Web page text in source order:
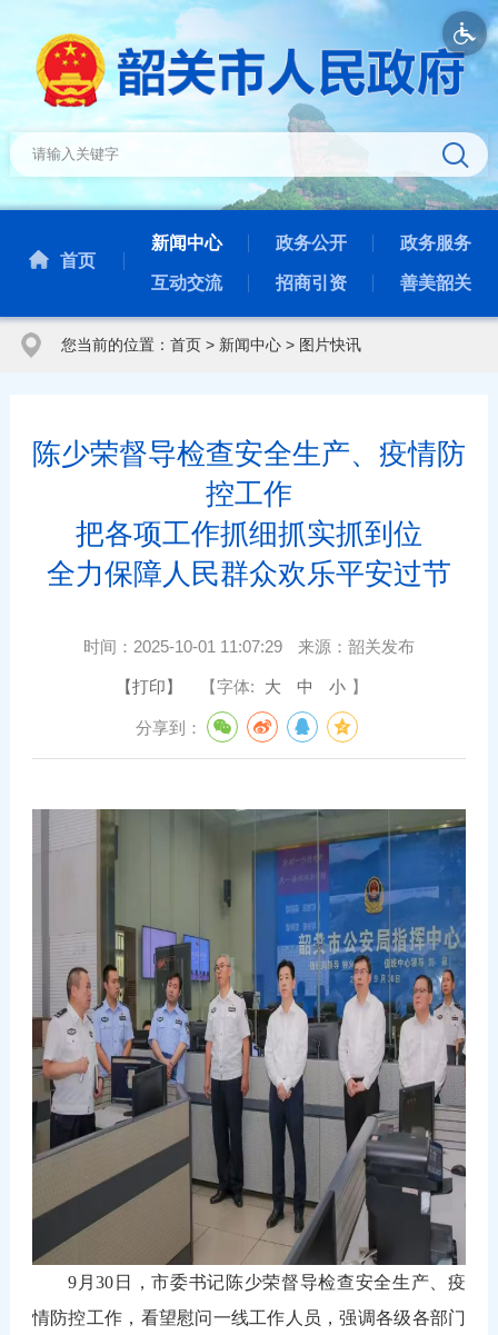
首页
新闻中心 政务公开 政务服务
互动交流 招商引资 善美韶关
您当前的位置： 首页> 新闻中心> 图片快讯
陈少荣督导检查安全生产、疫情防
控工作
把各项工作抓细抓实抓到位
全力保障人民群众欢乐平安过节
时间： 2025-10-01 11:07:29 来源： 韶关发布
【打印】 【字体: 大 中 小 】
分享到：
9月30日
，市委书记陈少荣督导检查安全生产、疫
情防控工作，看望慰问一线工作人员，强调各级各部门